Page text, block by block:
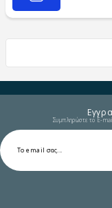
Συμπληρώστε το E-